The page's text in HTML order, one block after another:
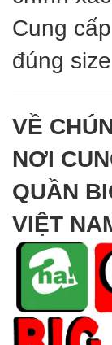
Cung
đúng
VỀ
NƠI
QUẦN
VIỆT